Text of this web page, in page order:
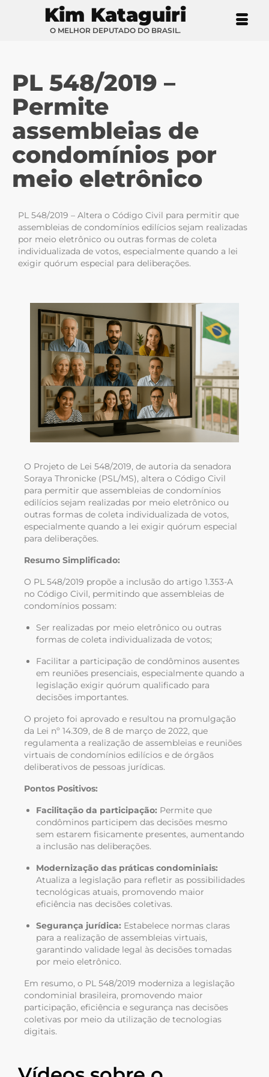
Kim Kataguiri
O MELHOR DEPUTADO DO BRASIL.
PL 548/2019 –
Permite
assembleias de
condomínios por
meio eletrônico
PL 548/2019 – Altera o Código Civil para permitir que
assembleias de condomínios edilícios sejam realizadas
por meio eletrônico ou outras formas de coleta
individualizada de votos, especialmente quando a lei
exigir quórum especial para deliberações.
O Projeto de Lei 548/2019, de autoria da senadora
Soraya Thronicke (PSL/MS), altera o Código Civil
para permitir que assembleias de condomínios
edilícios sejam realizadas por meio eletrônico ou
outras formas de coleta individualizada de votos,
especialmente quando a lei exigir quórum especial
para deliberações.
Resumo Simplificado:
O PL 548/2019 propõe a inclusão do artigo 1.353-A
no Código Civil, permitindo que assembleias de
condomínios possam:
Ser realizadas por meio eletrônico ou outras
formas de coleta individualizada de votos;
Facilitar a participação de condôminos ausentes
em reuniões presenciais, especialmente quando a
legislação exigir quórum qualificado para
decisões importantes.
O projeto foi aprovado e resultou na promulgação
da Lei nº 14.309, de 8 de março de 2022, que
regulamenta a realização de assembleias e reuniões
virtuais de condomínios edilícios e de órgãos
deliberativos de pessoas jurídicas.
Pontos Positivos:
Facilitação da participação: Permite que
condôminos participem das decisões mesmo
sem estarem fisicamente presentes, aumentando
a inclusão nas deliberações.
Modernização das práticas condominiais:
Atualiza a legislação para refletir as possibilidades
tecnológicas atuais, promovendo maior
eficiência nas decisões coletivas.
Segurança jurídica: Estabelece normas claras
para a realização de assembleias virtuais,
garantindo validade legal às decisões tomadas
por meio eletrônico.
Em resumo, o PL 548/2019 moderniza a legislação
condominial brasileira, promovendo maior
participação, eficiência e segurança nas decisões
coletivas por meio da utilização de tecnologias
digitais.